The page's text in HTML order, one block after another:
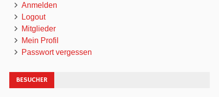
Anmelden
Logout
Mitglieder
Mein Profil
Passwort vergessen
BESUCHER